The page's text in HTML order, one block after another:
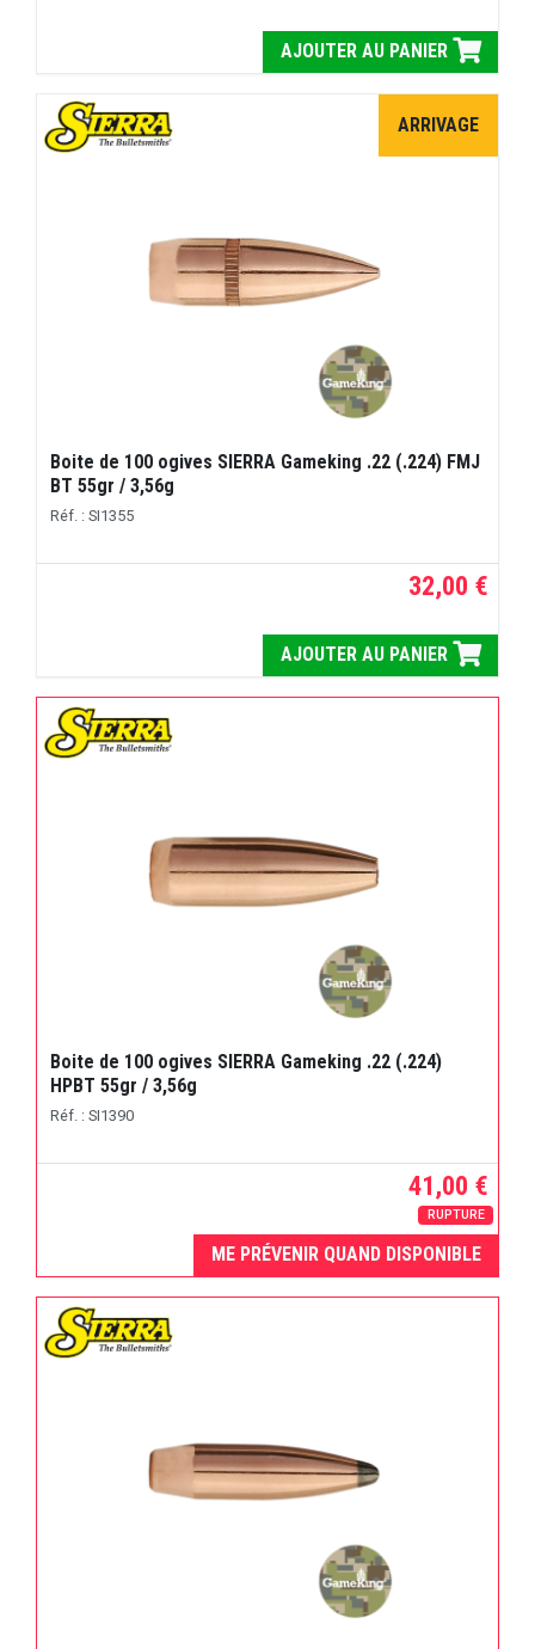
AJOUTER AU PANIER
ARRIVAGE
Boite de 100 ogives SIERRA Gameking .22 (.224) FMJ
BT 55gr / 3,56g
Réf. : SI1355
32,00 €
AJOUTER AU PANIER
Boite de 100 ogives SIERRA Gameking .22 (.224)
HPBT 55gr / 3,56g
Réf. : SI1390
41,00 €
RUPTURE
ME PRÉVENIR QUAND DISPONIBLE